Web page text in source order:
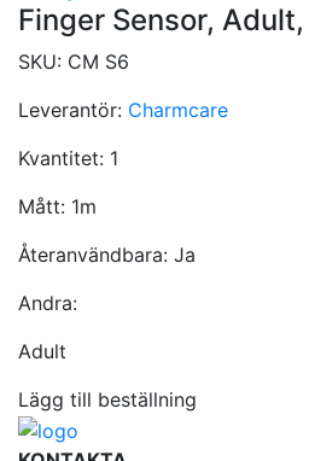
Finger Sensor,
SKU: CM S6
Leverantör: Charmcare
Kvantitet: 1
Mått: 1m
Återanvändbara: Ja
Andra:
Adult
Lägg till beställning